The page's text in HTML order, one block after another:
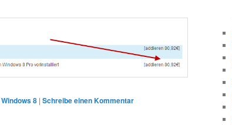
Windows 8 | Schreibe einen Kommentar